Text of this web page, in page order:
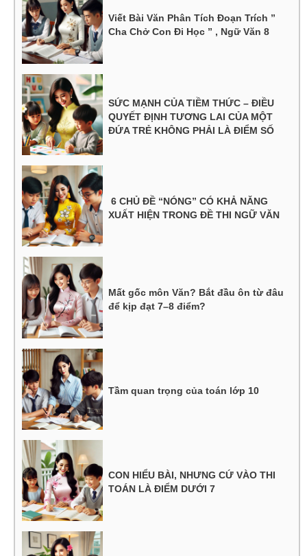
Viết Bài Văn Phân Tích Đoạn Trích ”
Cha Chở Con Đi Học ” , Ngữ Văn 8
SỨC MẠNH CỦA TIỀM THỨC – ĐIỀU
QUYẾT ĐỊNH TƯƠNG LAI CỦA MỘT
ĐỨA TRẺ KHÔNG PHẢI LÀ ĐIỂM SỐ
6 CHỦ ĐỀ “NÓNG” CÓ KHẢ NĂNG
XUẤT HIỆN TRONG ĐỀ THI NGỮ VĂN
Mất gốc môn Văn? Bắt đầu ôn từ đâu
để kịp đạt 7–8 điểm?
Tầm quan trọng của toán lớp 10
CON HIỂU BÀI, NHƯNG CỨ VÀO THI
TOÁN LÀ ĐIỂM DƯỚI 7